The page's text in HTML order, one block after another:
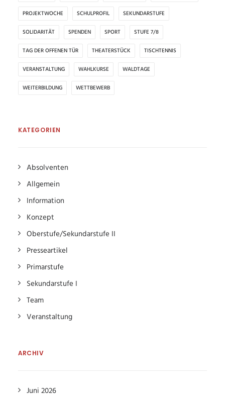
PROJEKTWOCHE SCHULPROFIL SEKUNDARSTUFE
SOLIDARITÄT SPENDEN SPORT STUFE 7/8
TAG DER OFFENEN TÜR THEATERSTÜCK TISCHTENNIS
VERANSTALTUNG WAHLKURSE WALDTAGE
WEITERBILDUNG WETTBEWERB
KATEGORIEN
Absolventen
Allgemein
Information
Konzept
Oberstufe/Sekundarstufe II
Presseartikel
Primarstufe
Sekundarstufe I
Team
Veranstaltung
ARCHIV
Juni 2026